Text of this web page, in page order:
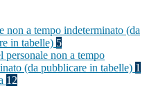
non a tempo indeterminato (da
in tabelle) 5
personale non a tempo
(da pubblicare in tabelle) 1
12